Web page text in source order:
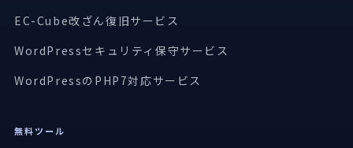
EC-Cube改ざん復旧サービス
WordPressセキュリティ保守サービス
WordPressのPHP7対応サービス
無料ツール